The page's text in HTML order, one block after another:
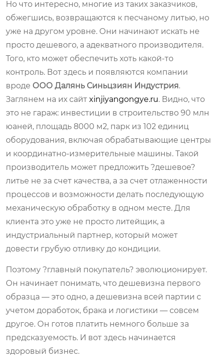
Но что интересно, многие из таких заказчиков,
обжегшись, возвращаются к песчаному литью, но
уже на другом уровне. Они начинают искать не
просто дешевого, а адекватного производителя.
Того, кто может обеспечить хоть какой-то
контроль. Вот здесь и появляются компании
вроде ООО Далянь Синьцзиян Индустрия.
Заглянем на их сайт xinjiyangongye.ru. Видно, что
это не гараж: инвестиции в строительство 90 млн
юаней, площадь 8000 м2, парк из 102 единиц
оборудования, включая обрабатывающие центры
и координатно-измерительные машины. Такой
производитель может предложить ?дешевое?
литье не за счет качества, а за счет отлаженности
процессов и возможности делать последующую
механическую обработку в одном месте. Для
клиента это уже не просто литейщик, а
индустриальный партнер, который может
довести грубую отливку до кондиции.
Поэтому ?главный покупатель? эволюционирует.
Он начинает понимать, что дешевизна первого
образца — это одно, а дешевизна всей партии с
учетом доработок, брака и логистики — совсем
другое. Он готов платить немного больше за
предсказуемость. И вот здесь начинается
здоровый бизнес.